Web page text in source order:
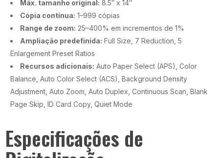
Máx. tamanho original: 8.5″ x 14″
Cópia contínua: 1–999 cópias
Range de zoom: 25–400% em incrementos de 1%
Ampliação predefinida: Full Size, 7 Reduction, 5
Enlargement Preset Ratios
Recursos adicionais: Auto Paper Select (APS), Color
Balance, Auto Color Select (ACS), Background Density
Adjustment, Auto Zoom, Auto Duplex, Continuous Scan, Blank
Page Skip, ID Card Copy, Quiet Mode
Especificações de